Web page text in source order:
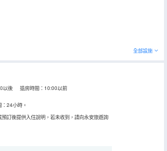
全部設施
以後 退房時間：10:00以前
：24小時。
預訂後提供入住說明，若未收到，請向永安旅遊詢